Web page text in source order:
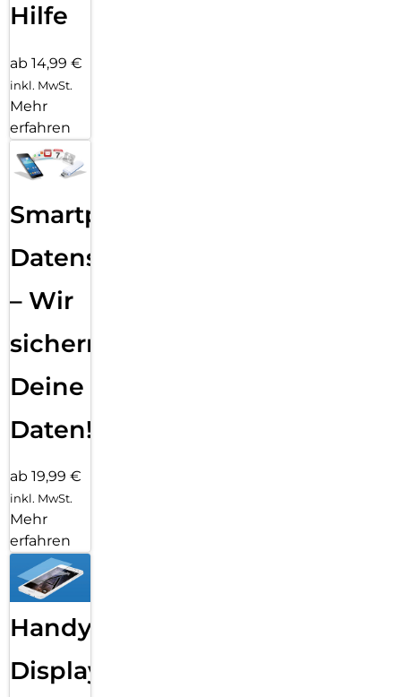
Hilfe
ab 14,99 €
inkl. MwSt.
Mehr
erfahren
Smartphone
Datensicherung
– Wir
sichern
Deine
Daten!
ab 19,99 €
inkl. MwSt.
Mehr
erfahren
Handy
Displayfolie